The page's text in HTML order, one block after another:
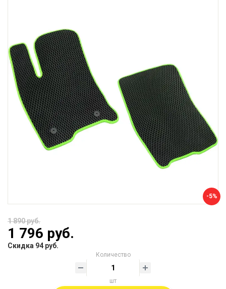
-5%
1 890 руб.
1 796 руб.
Скидка 94 руб.
Количество
шт